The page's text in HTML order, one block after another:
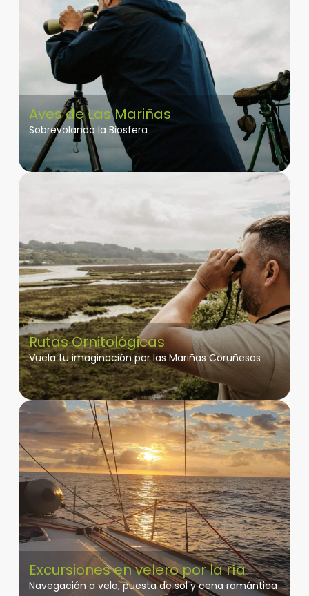
Aves de Las Mariñas
Sobrevolando la Biosfera
Rutas Ornitológicas
Vuela tu imaginación por las Mariñas Coruñesas
Excursiones en velero por la ría
Navegación a vela, puesta de sol y cena romántica